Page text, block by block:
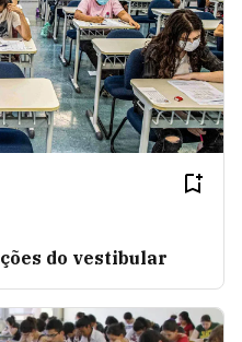
do vestibular